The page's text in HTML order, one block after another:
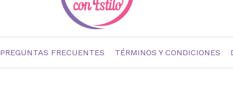
PREGUNTAS FRECUENTES TÉRMINOS Y CONDICIONES